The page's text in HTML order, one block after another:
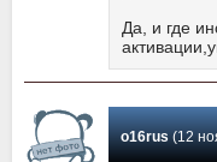
Да, и где
o16rus(12